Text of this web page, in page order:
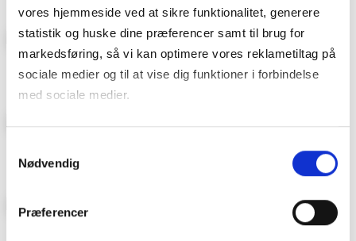
vores hjemmeside ved at sikre funktionalitet, generere
statistik og huske dine præferencer samt til brug for
markedsføring, så vi kan optimere vores reklametiltag på
sociale medier og til at vise dig funktioner i forbindelse
med sociale medier.
være opmærksom på, at vores hjemmeside muligvis ikke
fungerer optimalt, hvis du ikke accepterer cookies eller
tilbagetrækker et samtykke. Du kan læse mere om vores
brug af cookies og behandling af dine personoplysninger i
Nødvendig
Præferencer
Hytteliv Familien
Maison Interiør
Lev Landlig